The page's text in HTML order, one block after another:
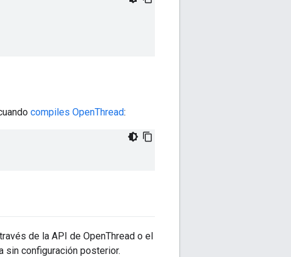
compiles OpenThread:
de la API de OpenThread o el
sin configuración posterior.